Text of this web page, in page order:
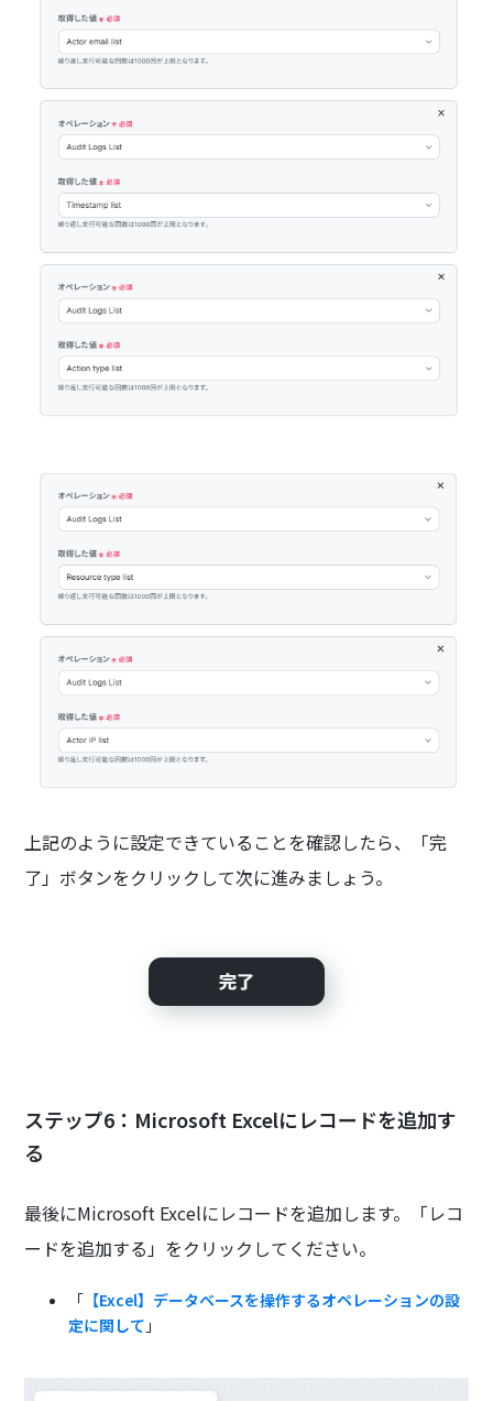
上記のように設定できていることを確認したら、「完
了」ボタンをクリックして次に進みましょう。
ステップ6：Microsoft Excelにレコードを追加す
る
最後にMicrosoft Excelにレコードを追加します。「レコ
ードを追加する」をクリックしてください。
「 【Excel】データベースを操作するオペレーションの設
定に関して 」